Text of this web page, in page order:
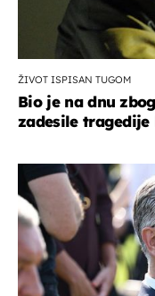
ŽIVOT ISPISAN TUGOM
Bio je na dnu
zadesile